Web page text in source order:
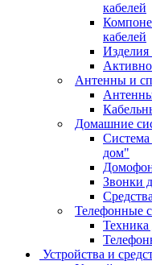
кабелей
кабелей
Антенны и
Домашние
дом"
Звонки
Телефонные
Техника
Устройства и